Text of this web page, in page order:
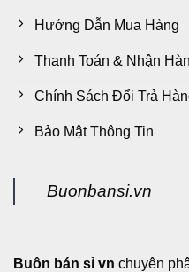
Hướng Dẫn Mua Hàng
Thanh Toán & Nhận
Chính Sách Đổi Trả
Bảo Mật Thông Tin
Buonbansi.vn
Buôn bán sỉ vn chuyên